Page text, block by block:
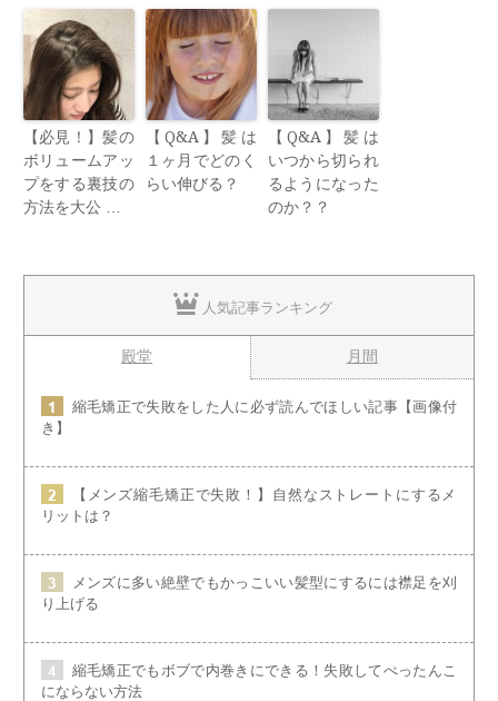
【必見！】髪の
ボリュームアッ
プをする裏技の
方法を大公 …
【Q&A】髪は
１ヶ月でどのく
らい伸びる？
【Q&A】髪は
いつから切られ
るようになった
のか？？
人気記事ランキング
殿堂 月間
縮毛矯正で失敗をした人に必ず読んでほしい記事【画像付
き】
【メンズ縮毛矯正で失敗！】自然なストレートにするメ
リットは？
メンズに多い絶壁でもかっこいい髪型にするには襟足を刈
り上げる
縮毛矯正でもボブで内巻きにできる！失敗してぺったんこ
にならない方法